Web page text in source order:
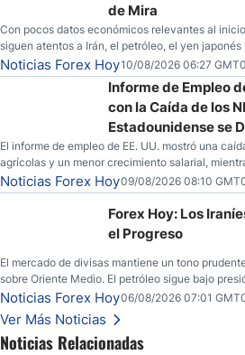
de Mira
Con pocos datos económicos relevantes al
siguen atentos a Irán, el petróleo, el yen
la Fed.
Noticias Forex Hoy10/08/2026 06:27 GMT0
Informe de Empleo
con la Caída de los
Estadounidense se
El informe de empleo de EE. UU. mostró una
agrícolas y un menor crecimiento salarial,
Noticias Forex Hoy09/08/2026 08:10
Forex Hoy: Los
el Progreso
El mercado de divisas mantiene un tono
sobre Oriente Medio. El petróleo sigue bajo
y los operadores esperan nuevas referencias
Unidos.
Noticias Forex Hoy06/08/2026 07:01
Ver Más Noticias
Noticias Relacionadas